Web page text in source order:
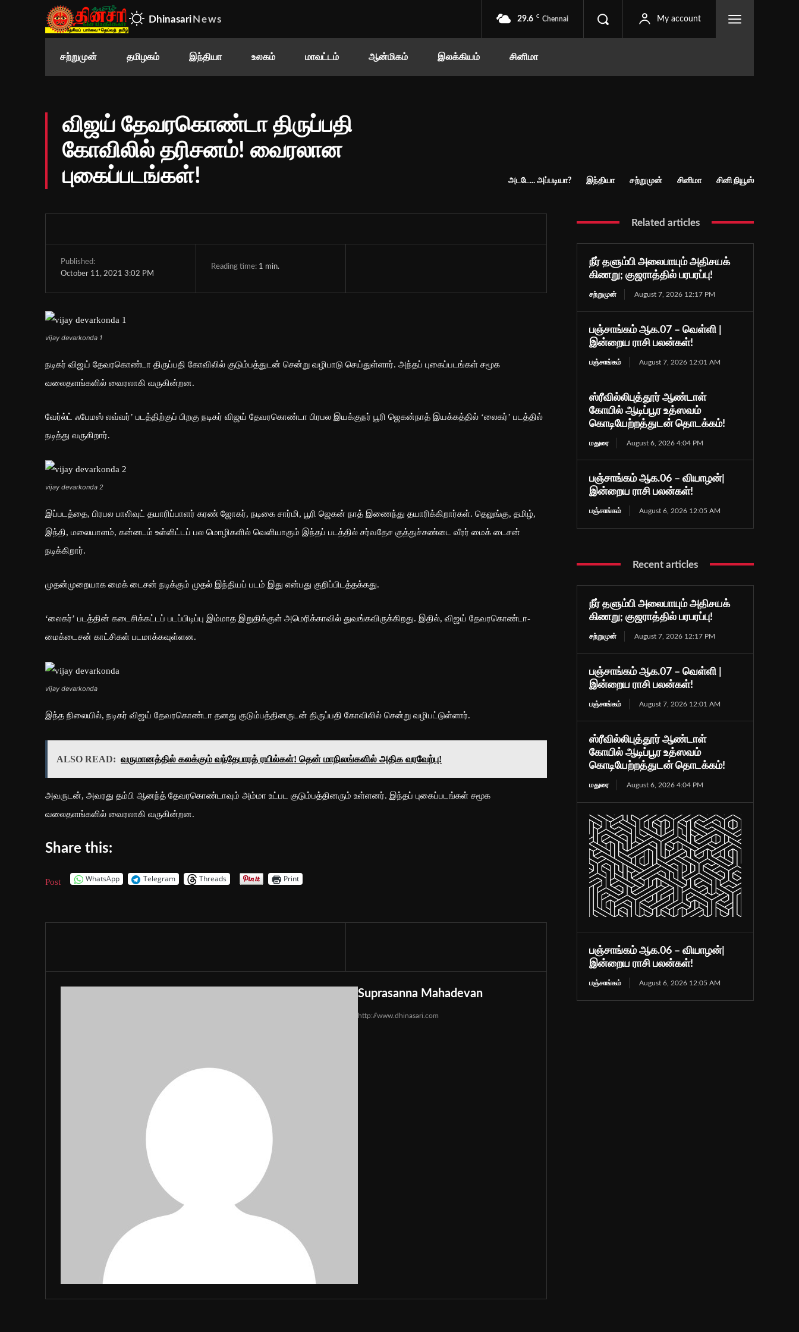
Dhinasari News 29.6 C Chennai My account
சற்றுமுன் தமிழகம் இந்தியா உலகம் மாவட்டம் ஆன்மிகம் இலக்கியம் சினிமா
விஜய் தேவரகொண்டா திருப்பதி
கோவிலில் தரிசனம்! வைரலான
புகைப்படங்கள்!
அடடே... அப்படியா? இந்தியா சற்றுமுன் சினிமா சினி நியூஸ்
Published:
October 11, 2021 3:02 PM
Reading time: 1 min.
vijay devarkonda 1
நடிகர் விஜய் தேவரகொண்டா திருப்பதி கோவிலில் குடும்பத்துடன் சென்று வழிபாடு செய்துள்ளார். அந்தப் புகைப்படங்கள் சமூக
வலைதளங்களில் வைரலாகி வருகின்றன.
வேர்ல்ட் ஃபேமஸ் லவ்வர்’ படத்திற்குப் பிறகு நடிகர் விஜய் தேவரகொண்டா பிரபல இயக்குநர் பூரி ஜெகன்நாத் இயக்கத்தில் ‘லைகர்’ படத்தில்
நடித்து வருகிறார்.
vijay devarkonda 2
இப்படத்தை, பிரபல பாலிவுட் தயாரிப்பாளர் கரண் ஜோகர், நடிகை சார்மி, பூரி ஜெகன் நாத் இணைந்து தயாரிக்கிறார்கள். தெலுங்கு, தமிழ்,
இந்தி, மலையாளம், கன்னடம் உள்ளிட்டப் பல மொழிகளில் வெளியாகும் இந்தப் படத்தில் சர்வதேச குத்துச்சண்டை வீரர் மைக் டைசன்
நடிக்கிறார்.
முதன்முறையாக மைக் டைசன் நடிக்கும் முதல் இந்தியப் படம் இது என்பது குறிப்பிடத்தக்கது.
‘லைகர்’ படத்தின் கடைசிக்கட்டப் படப்பிடிப்பு இம்மாத இறுதிக்குள் அமெரிக்காவில் துவங்கவிருக்கிறது. இதில், விஜய் தேவரகொண்டா-
மைக்டைசன் காட்சிகள் படமாக்கவுள்ளன.
vijay devarkonda
இந்த நிலையில், நடிகர் விஜய் தேவரகொண்டா தனது குடும்பத்தினருடன் திருப்பதி கோவிலில் சென்று வழிபட்டுள்ளார்.
ALSO READ: வருமானத்தில் கலக்கும் வந்தேபாரத் ரயில்கள்! தென் மாநிலங்களில் அதிக வரவேற்பு!
அவருடன், அவரது தம்பி ஆனந்த் தேவரகொண்டாவும் அம்மா உட்பட குடும்பத்தினரும் உள்ளனர். இந்தப் புகைப்படங்கள் சமூக
வலைதளங்களில் வைரலாகி வருகின்றன.
Share this:
Post WhatsApp Telegram Threads Print
Suprasanna Mahadevan
http://www.dhinasari.com
Related articles
நீர் தளும்பி அலைபாயும் அதிசயக்
கிணறு; குஜராத்தில் பரபரப்பு!
சற்றுமுன் August 7, 2026 12:17 PM
பஞ்சாங்கம் ஆக.07 – வெள்ளி |
இன்றைய ராசி பலன்கள்!
பஞ்சாங்கம் August 7, 2026 12:01 AM
ஸ்ரீவில்லிபுத்தூர் ஆண்டாள்
கோயில் ஆடிப்பூர உத்ஸவம்
கொடியேற்றத்துடன் தொடக்கம்!
மதுரை August 6, 2026 4:04 PM
பஞ்சாங்கம் ஆக.06 – வியாழன்|
இன்றைய ராசி பலன்கள்!
பஞ்சாங்கம் August 6, 2026 12:05 AM
Recent articles
நீர் தளும்பி அலைபாயும் அதிசயக்
கிணறு; குஜராத்தில் பரபரப்பு!
சற்றுமுன் August 7, 2026 12:17 PM
பஞ்சாங்கம் ஆக.07 – வெள்ளி |
இன்றைய ராசி பலன்கள்!
பஞ்சாங்கம் August 7, 2026 12:01 AM
ஸ்ரீவில்லிபுத்தூர் ஆண்டாள்
கோயில் ஆடிப்பூர உத்ஸவம்
கொடியேற்றத்துடன் தொடக்கம்!
மதுரை August 6, 2026 4:04 PM
பஞ்சாங்கம் ஆக.06 – வியாழன்|
இன்றைய ராசி பலன்கள்!
பஞ்சாங்கம் August 6, 2026 12:05 AM